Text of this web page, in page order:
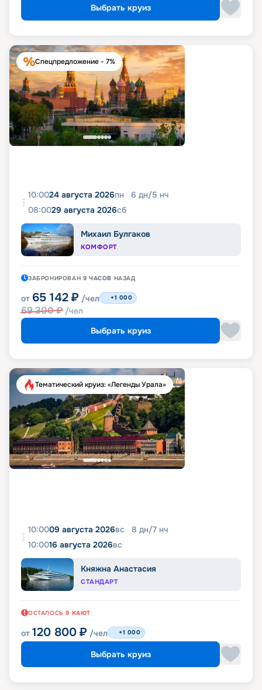
Выбрать круиз
Спецпредложение - 7%
10:0024 августа 2026пн 6 дн/5 нч
08:0029 августа 2026сб
Михаил Булгаков
КОМФОРТ
ЗАБРОНИРОВАН 9 ЧАСОВ НАЗАД
от 65 142 ₽ /чел
69 300₽ /чел
+1 000
Выбрать круиз
Тематический круиз: «Легенды Урала»
10:0009 августа 2026вс 8 дн/7 нч
10:0016 августа 2026вс
Княжна Анастасия
СТАНДАРТ
ОСТАЛОСЬ 9 КАЮТ
от 120 800 ₽ /чел +1 000
Выбрать круиз